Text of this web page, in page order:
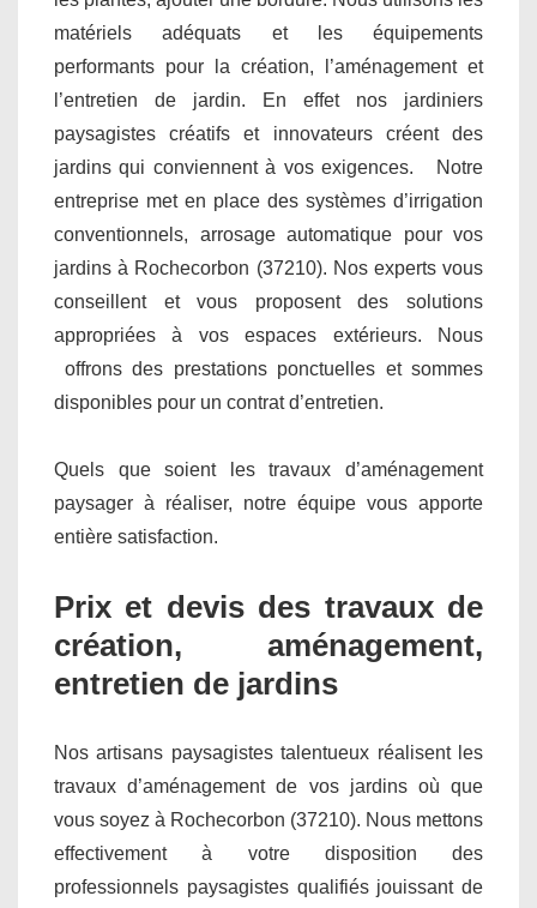
matériels adéquats et les équipements
performants pour la création, l’aménagement et
l’entretien de jardin. En effet nos jardiniers
paysagistes créatifs et innovateurs créent des
jardins qui conviennent à vos exigences. Notre
entreprise met en place des systèmes d’irrigation
conventionnels, arrosage automatique pour vos
jardins à Rochecorbon (37210). Nos experts vous
conseillent et vous proposent des solutions
appropriées à vos espaces extérieurs. Nous
offrons des prestations ponctuelles et sommes
disponibles pour un contrat d’entretien.
Quels que soient les travaux d’aménagement
paysager à réaliser, notre équipe vous apporte
entière satisfaction.
Prix et devis des travaux de
création, aménagement,
entretien de jardins
Nos artisans paysagistes talentueux réalisent les
travaux d’aménagement de vos jardins où que
vous soyez à Rochecorbon (37210). Nous mettons
effectivement à votre disposition des
professionnels paysagistes qualifiés jouissant de